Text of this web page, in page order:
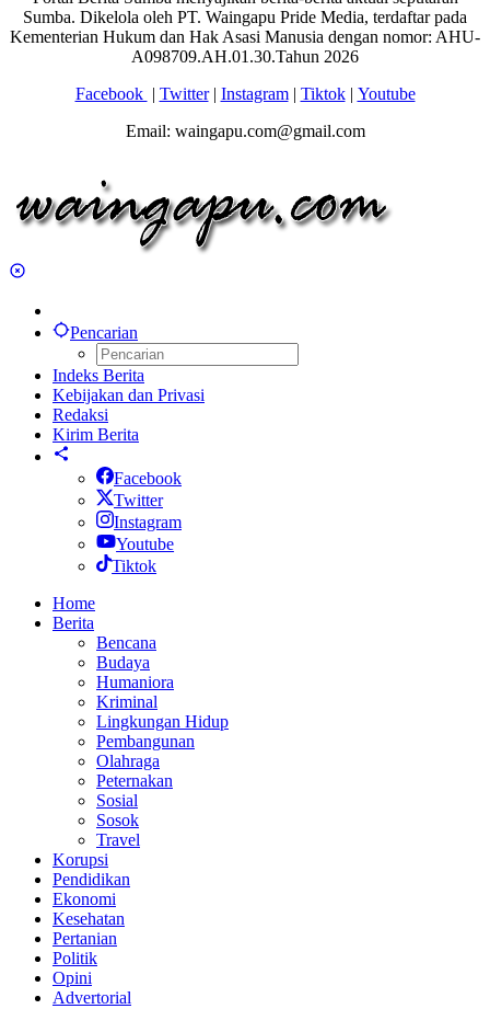
Sumba. Dikelola oleh PT. Waingapu Pride Media, terdaftar pada
Kementerian Hukum dan Hak Asasi Manusia dengan nomor: AHU-
A098709.AH.01.30.Tahun 2026
Facebook | Twitter| Instagram| Tiktok| Youtube
Email: waingapu.com@gmail.com
Pencarian
Indeks Berita
Kebijakan dan Privasi
Redaksi
Kirim Berita
Facebook
Twitter
Instagram
Youtube
Tiktok
Home
Berita
Bencana
Budaya
Humaniora
Kriminal
Lingkungan Hidup
Pembangunan
Olahraga
Peternakan
Sosial
Sosok
Travel
Korupsi
Pendidikan
Ekonomi
Kesehatan
Pertanian
Politik
Opini
Advertorial